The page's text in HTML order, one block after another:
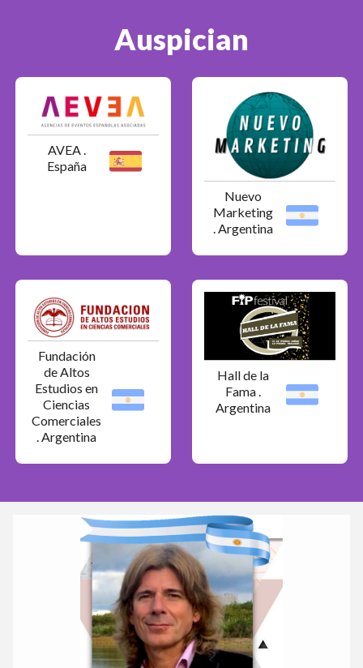
Auspician
AVEA .
España
Nuevo
Marketing
. Argentina
Fundación
de Altos
Estudios en
Ciencias
Comerciales
. Argentina
Hall de la
Fama .
Argentina